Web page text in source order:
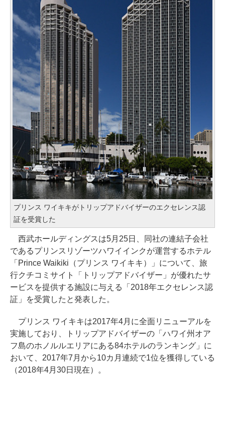
プリンス ワイキキがトリップアドバイザーのエクセレンス認
証を受賞した
西武ホールディングスは5月25日、同社の連結子会社
であるプリンスリゾーツハワイインクが運営するホテル
「Prince Waikiki（プリンス ワイキキ）」について、旅
行クチコミサイト「トリップアドバイザー」が優れたサ
ービスを提供する施設に与える「2018年エクセレンス認
証」を受賞したと発表した。
プリンス ワイキキは2017年4月に全面リニューアルを
実施しており、トリップアドバイザーの「ハワイ州オア
フ島のホノルルエリアにある84ホテルのランキング」に
おいて、2017年7月から10カ月連続で1位を獲得している
（2018年4月30日現在）。